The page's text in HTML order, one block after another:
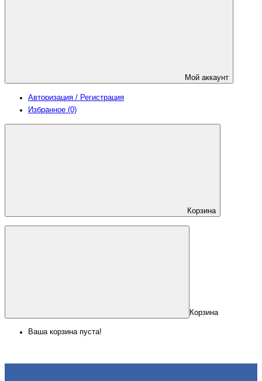
Мой аккаунт
Авторизация / Регистрация
Избранное (0)
Корзина
Корзина
Ваша корзина пуста!